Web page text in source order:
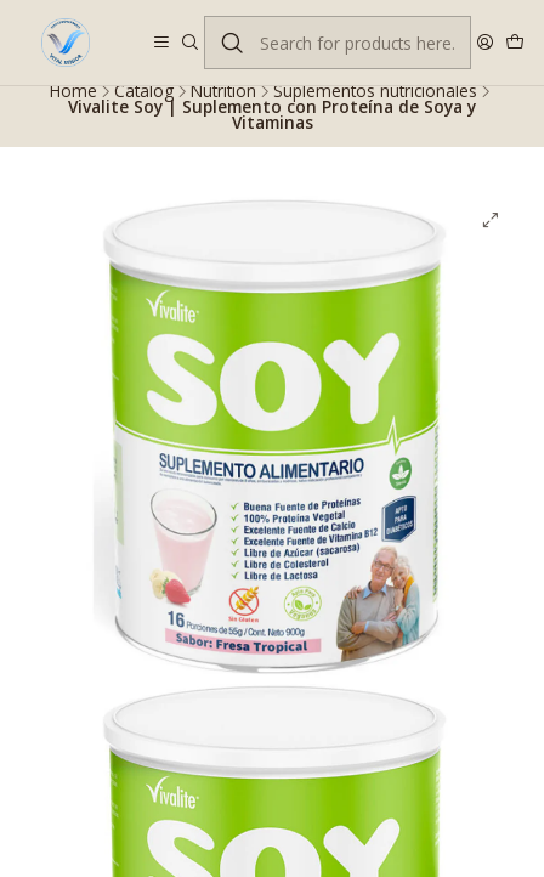
Despacho gratis en RM desde $100.000. Revisa las condiciones.
Home Catalog Nutrition Suplementos nutricionales
Vivalite Soy | Suplemento con Proteína de Soya y
Vitaminas